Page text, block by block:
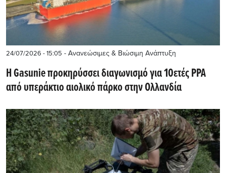
24/07/2026 - 15:05 - Ανανεώσιμες & Βιώσιμη Ανάπτυξη
Η Gasunie προκηρύσσει διαγωνισμό για 10ετές PPA
από υπεράκτιο αιολικό πάρκο στην Ολλανδία